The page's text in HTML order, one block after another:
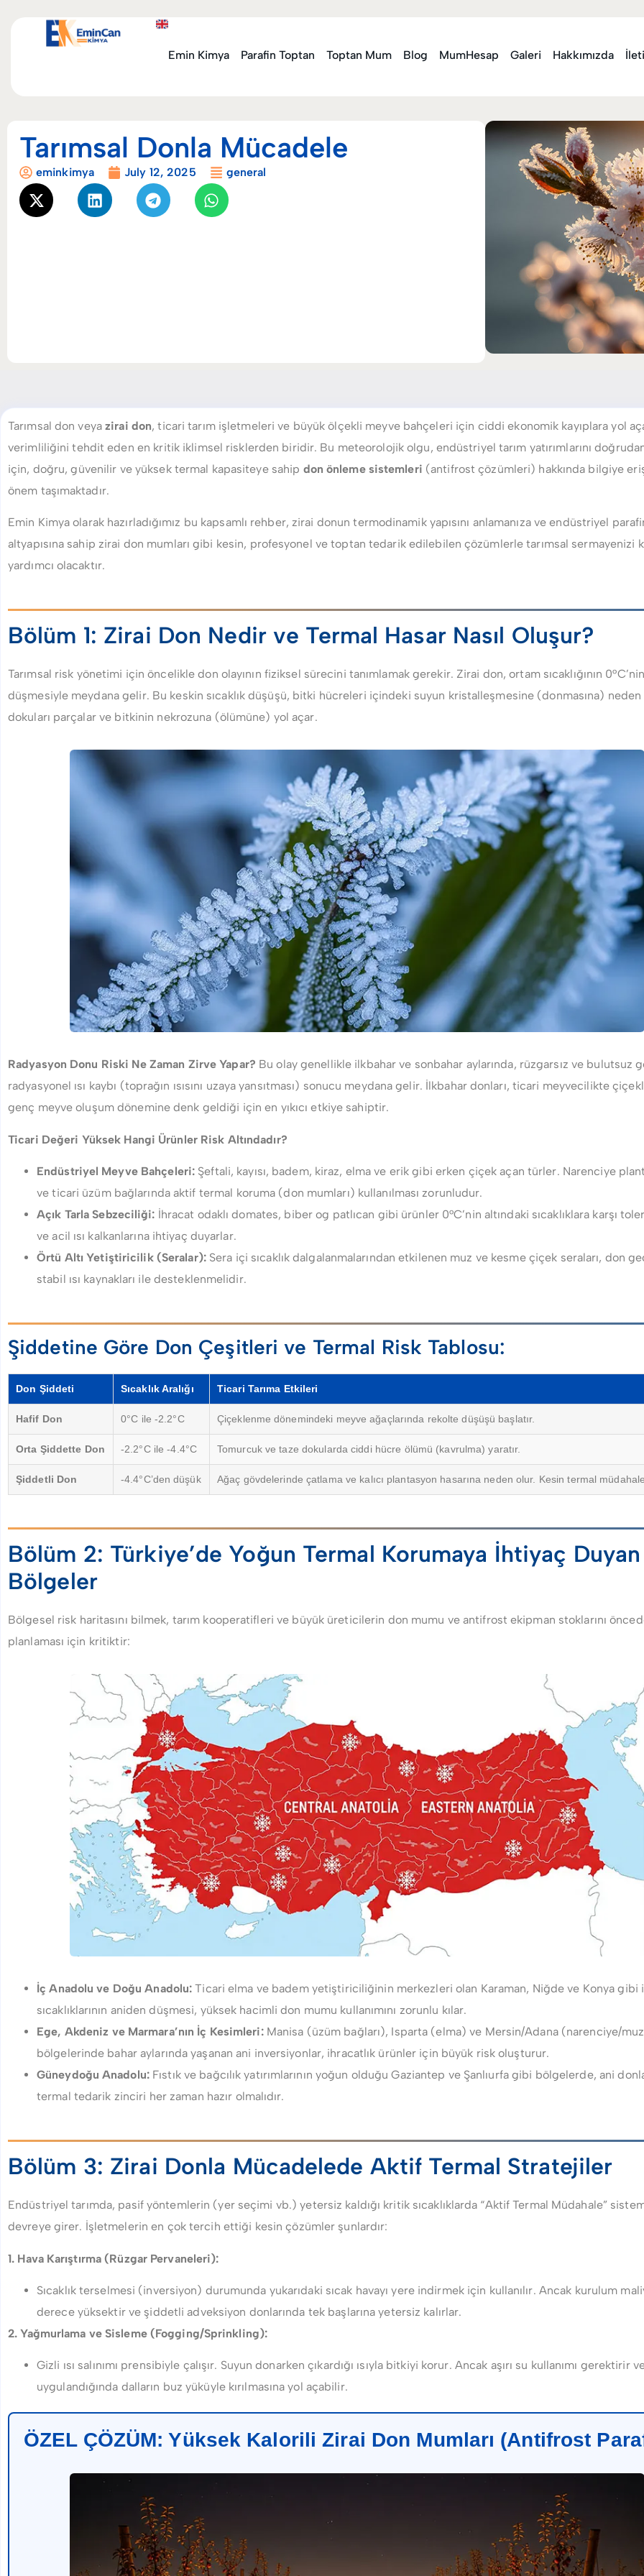
Emin Kimya Parafin Toptan Toptan Mum Blog MumHesap Galeri Hakkımızda
Tarımsal Donla Mücadele
eminkimya July 12, 2025 general
Tarımsal don veyazirai don, ticari tarım işletmeleri ve büyük ölçekli meyve bahçeleri için ciddi ekonomik kayıplara yol
verimliliğini tehdit eden en kritik iklimsel risklerden biridir. Bu meteorolojik olgu, endüstriyel tarım yatırımlarını
için, doğru, güvenilir ve yüksek termal kapasiteye sahip don önleme sistemleri (antifrost çözümleri) hakkında bilgiye
önem taşımaktadır.
Emin Kimya olarak hazırladığımız bu kapsamlı rehber, zirai donun termodinamik yapısını anlamanıza ve endüstriyel
altyapısına sahip zirai don mumları gibi kesin, profesyonel ve toptan tedarik edilebilen çözümlerle tarımsal sermayenizi
yardımcı olacaktır.
Bölüm 1: Zirai Don Nedir ve Termal Hasar Nasıl Oluşur?
Tarımsal risk yönetimi için öncelikle don olayının fiziksel sürecini tanımlamak gerekir. Zirai don, ortam sıcaklığının
düşmesiyle meydana gelir. Bu keskin sıcaklık düşüşü, bitki hücreleri içindeki suyun kristalleşmesine (donmasına) neden
dokuları parçalar ve bitkinin nekrozuna (ölümüne) yol açar.
Radyasyon Donu Riski Ne Zaman Zirve Yapar? Bu olay genellikle ilkbahar ve sonbahar aylarında, rüzgarsız ve bulutsuz
radyasyonel ısı kaybı (toprağın ısısını uzaya yansıtması) sonucu meydana gelir. İlkbahar donları, ticari meyvecilikte
genç meyve oluşum dönemine denk geldiği için en yıkıcı etkiye sahiptir.
Ticari Değeri Yüksek Hangi Ürünler Risk Altındadır?
Endüstriyel Meyve Bahçeleri: Şeftali, kayısı, badem, kiraz, elma ve erik gibi erken çiçek açan türler. Narenciye
ve ticari üzüm bağlarında aktif termal koruma (don mumları) kullanılması zorunludur.
Açık Tarla Sebzeciliği: İhracat odaklı domates, biber og patlıcan gibi ürünler 0°C’nin altındaki sıcaklıklara karşı
ve acil ısı kalkanlarına ihtiyaç duyarlar.
Örtü Altı Yetiştiricilik (Seralar): Sera içi sıcaklık dalgalanmalarından etkilenen muz ve kesme çiçek seraları, don
stabil ısı kaynakları ile desteklenmelidir.
Şiddetine Göre Don Çeşitleri ve Termal Risk Tablosu:
Don Şiddeti Sıcaklık Aralığı Ticari Tarıma Etkileri
Hafif Don 0°C ile -2.2°C Çiçeklenme dönemindeki meyve ağaçlarında rekolte düşüşü başlatır.
Orta Şiddette Don -2.2°C ile -4.4°C Tomurcuk ve taze dokularda ciddi hücre ölümü (kavrulma) yaratır.
Şiddetli Don -4.4°C’den düşük Ağaç gövdelerinde çatlama ve kalıcı plantasyon hasarına neden olur. Kesin termal
Bölüm 2: Türkiye’de Yoğun Termal Korumaya İhtiyaç Duyan
Bölgeler
Bölgesel risk haritasını bilmek, tarım kooperatifleri ve büyük üreticilerin don mumu ve antifrost ekipman stoklarını
planlaması için kritiktir:
İç Anadolu ve Doğu Anadolu: Ticari elma ve badem yetiştiriciliğinin merkezleri olan Karaman, Niğde ve Konya gibi
sıcaklıklarının aniden düşmesi, yüksek hacimli don mumu kullanımını zorunlu kılar.
Ege, Akdeniz ve Marmara’nın İç Kesimleri:Manisa (üzüm bağları), Isparta (elma) ve Mersin/Adana (narenciye/
bölgelerinde bahar aylarında yaşanan ani inversiyonlar, ihracatlık ürünler için büyük risk oluşturur.
Güneydoğu Anadolu: Fıstık ve bağcılık yatırımlarının yoğun olduğu Gaziantep ve Şanlıurfa gibi bölgelerde, ani
termal tedarik zinciri her zaman hazır olmalıdır.
Bölüm 3: Zirai Donla Mücadelede Aktif Termal Stratejiler
Endüstriyel tarımda, pasif yöntemlerin (yer seçimi vb.) yetersiz kaldığı kritik sıcaklıklarda “Aktif Termal Müdahale”
devreye girer. İşletmelerin en çok tercih ettiği kesin çözümler şunlardır:
1. Hava Karıştırma (Rüzgar Pervaneleri):
Sıcaklık terselmesi (inversiyon) durumunda yukarıdaki sıcak havayı yere indirmek için kullanılır. Ancak kurulum
derece yüksektir ve şiddetli adveksiyon donlarında tek başlarına yetersiz kalırlar.
2. Yağmurlama ve Sisleme (Fogging/Sprinkling):
Gizli ısı salınımı prensibiyle çalışır. Suyun donarken çıkardığı ısıyla bitkiyi korur. Ancak aşırı su kullanımı gerektirir
uygulandığında dalların buz yüküyle kırılmasına yol açabilir.
ÖZEL ÇÖZÜM: Yüksek Kalorili Zirai Don Mumları (Antifrost